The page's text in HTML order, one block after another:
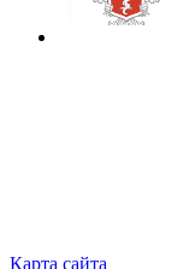
Карта сайта